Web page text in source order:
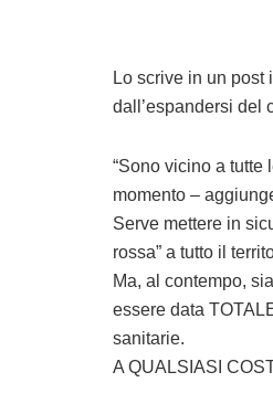
Lo scrive in un post
dall’espandersi del
“Sono vicino a tutte
momento –
Serve mettere in
rossa” a tutto il
Ma, al contempo,
essere data
sanitarie.
A QUALSIASI